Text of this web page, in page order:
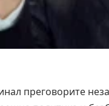
преговорите